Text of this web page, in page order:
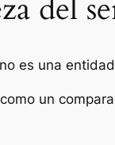
del
no es una
un